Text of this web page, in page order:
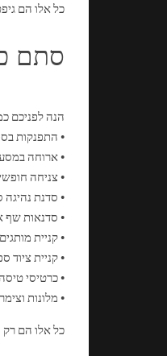
כל אלו הם
סתם
הנה לפניכם
• התפנקות
• ארוחה
• צניחה
• סדנת נהיגה
• סדנאות שף
• קניית
• קניית ציוד
• כרטיסי
• מלונות
כל אלו הם רק